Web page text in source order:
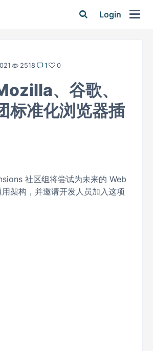
Login
2518 1 0
、谷歌、
标准化浏览器插
社区组将尝试为未来的 Web
架构，并邀请开发人员加入这项